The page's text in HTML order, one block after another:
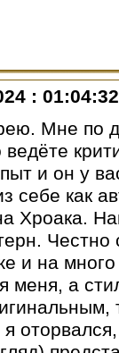
:
Мне по
и он у
себе как
Хроака.
Честно
и на
меня, а